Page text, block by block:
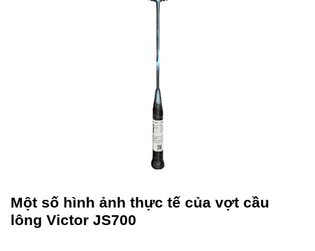
Một số hình ảnh thực tế của vợt cầu
lông Victor JS700